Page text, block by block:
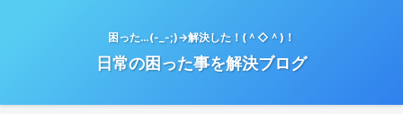
困った…(-_-;)→解決した！(＾◇＾)！
日常の困った事を解決ブログ